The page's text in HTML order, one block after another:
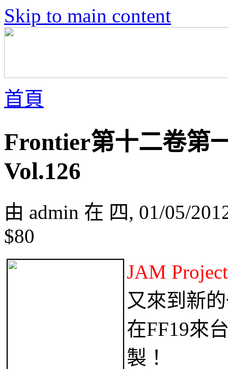
Skip to main content
首頁
Frontier第十二卷第
Vol.126
由 admin 在 四, 01/05/
$80
JAM
又來到新
在FF19來
製！